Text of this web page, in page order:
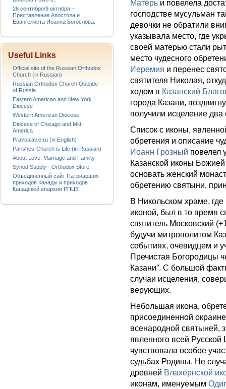
Матерь и повелела
господстве мусульман
девочки не обратили
указывала место, где
своей матерью стали
место чудесного
Иеремия и перенес
святителя Николая,
ходом в Казанский
города Казани,
получили исцеление
Список с иконы,
обретения и описание
Иоанн Грозный повелел
Казанской иконы
основать женский
обретению святыни,
В Никольском храме,
иконой, был в то время
святитель Московский
будучи митрополитом
событиях, очевидцем и
Пречистая Богородицы
Казани”. С большой
случаи исцеления,
верующих.
Небольшая икона,
присоединенной
всенародной святыней,
явленного всей
чувствовала особое
судьбах Родины. Не
древней Влахернской
иконам, именуемым
26 сентября/9 октября –
Преставление Апостола и
Евангелиста Иоанна Богослова.
Useful Links
Official site of the Russian Orthodox
Church (in Russian)
Russian Orthodox Church Outside
of Russia
Eastern American and New York
Diocese
Western American Diocese
Diocese of Chicago and Mid-
America
Pravoslavie.ru (in English)
Parishes-Church is Life (in Russian)
About Love, Marriage and Familty
Synod Supply - Orthodox Store
Объединенный сайт Патриарших
приходов Канады и приходов
Канадской епархии РПЦЗ